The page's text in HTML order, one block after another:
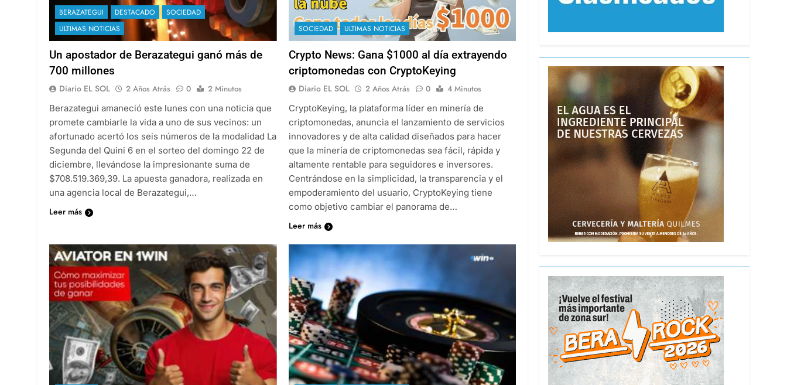
BERAZATEGUI DESTACADO
SOCIEDAD
ULTIMAS NOTICIAS
Un apostador de Berazategui ganó más de
700 millones
Diario EL SOL 2 Años Atrás 0
2 Minutos
Berazategui amaneció este lunes con una noticia que
promete cambiarle la vida a uno de sus vecinos: un
afortunado acertó los seis números de la modalidad La
Segunda del Quini 6 en el sorteo del domingo 22 de
diciembre, llevándose la impresionante suma de
$708.519.369,39. La apuesta ganadora, realizada en
una agencia local de Berazategui,…
Leer más
SOCIEDAD ULTIMAS NOTICIAS
Crypto News: Gana $1000 al día extrayendo
criptomonedas con CryptoKeying
Diario EL SOL 2 Años Atrás 0
4 Minutos
CryptoKeying, la plataforma líder en minería de
criptomonedas, anuncia el lanzamiento de servicios
innovadores y de alta calidad diseñados para hacer
que la minería de criptomonedas sea fácil, rápida y
altamente rentable para seguidores e inversores.
Centrándose en la simplicidad, la transparencia y el
empoderamiento del usuario, CryptoKeying tiene
como objetivo cambiar el panorama de…
Leer más